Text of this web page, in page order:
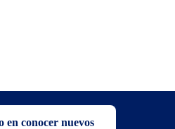
en conocer nuevos